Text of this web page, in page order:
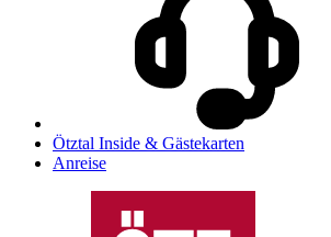
Ötztal Inside & Gästekarten
Anreise